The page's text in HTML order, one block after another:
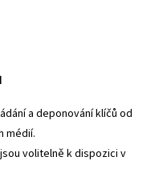
a deponování klíčů od
médií.
volitelně k dispozici v